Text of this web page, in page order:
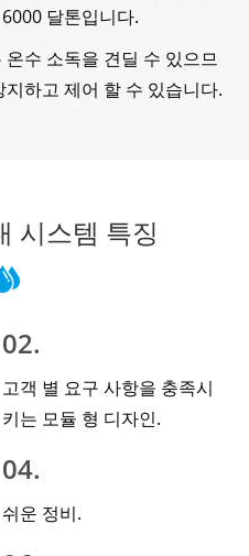
달톤입니다.
수 소독을 견딜 수 있으므
하고 제어 할 수 있습니다.
시스템 특징
02.
고객 별 요구 사항을 충족시
키는 모듈 형 디자인.
04.
쉬운 정비.